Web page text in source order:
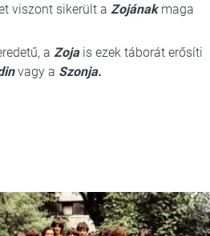
viszont sikerült a Zojánakmaga
a Zojais ezek táborát erősíti
vagy a Szonja.